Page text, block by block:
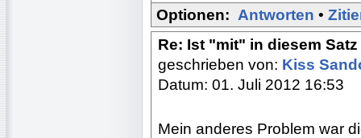
Optionen: Antworten •
Re: Ist "mit" in diesem
geschrieben von: Kiss
Datum: 01. Juli 2012 16:53
Mein anderes Problem war